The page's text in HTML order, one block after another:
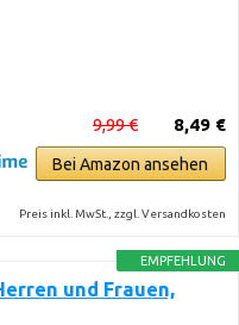
8,49 €
9,99 €
Bei Amazon ansehen
Preis inkl. MwSt., zzgl. Versandkosten
EMPFEHLUNG
und Frauen,